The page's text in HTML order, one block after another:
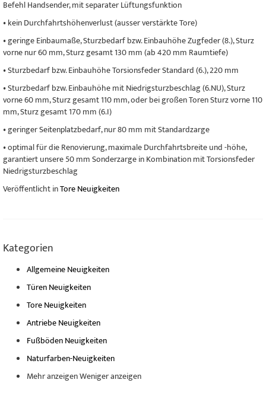
Befehl Handsender, mit separater Lüftungsfunktion
• kein Durchfahrtshöhenverlust (ausser verstärkte Tore)
• geringe Einbaumaße, Sturzbedarf bzw. Einbauhöhe Zugfeder (8.), Sturz
vorne nur 60 mm, Sturz gesamt 130 mm (ab 420 mm Raumtiefe)
• Sturzbedarf bzw. Einbauhöhe Torsionsfeder Standard (6.), 220 mm
• Sturzbedarf bzw. Einbauhöhe mit Niedrigsturzbeschlag (6.NU), Sturz
vorne 60 mm, Sturz gesamt 110 mm, oder bei großen Toren Sturz vorne 110
mm, Sturz gesamt 170 mm (6.I)
• geringer Seitenplatzbedarf, nur 80 mm mit Standardzarge
• optimal für die Renovierung, maximale Durchfahrtsbreite und -höhe,
garantiert unsere 50 mm Sonderzarge in Kombination mit Torsionsfeder
Niedrigsturzbeschlag
Veröffentlicht inTore Neuigkeiten
Kategorien
Allgemeine Neuigkeiten
Türen Neuigkeiten
Tore Neuigkeiten
Antriebe Neuigkeiten
Fußböden Neuigkeiten
Naturfarben-Neuigkeiten
Mehr anzeigenWeniger anzeigen